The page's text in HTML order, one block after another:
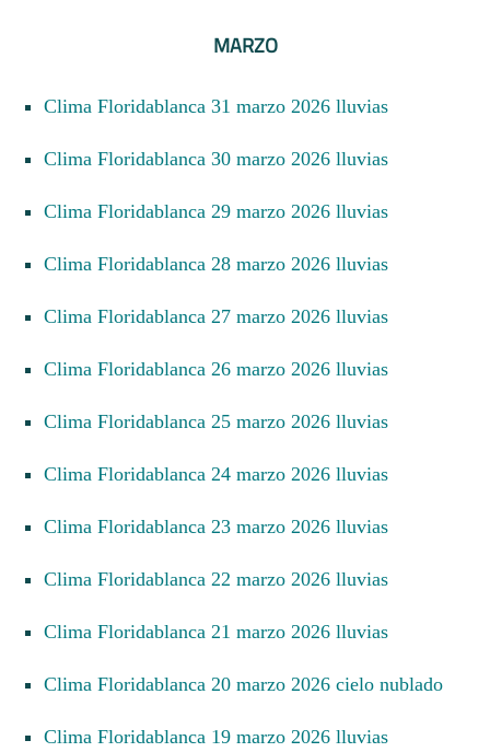
MARZO
Clima Floridablanca 31 marzo 2026 lluvias
Clima Floridablanca 30 marzo 2026 lluvias
Clima Floridablanca 29 marzo 2026 lluvias
Clima Floridablanca 28 marzo 2026 lluvias
Clima Floridablanca 27 marzo 2026 lluvias
Clima Floridablanca 26 marzo 2026 lluvias
Clima Floridablanca 25 marzo 2026 lluvias
Clima Floridablanca 24 marzo 2026 lluvias
Clima Floridablanca 23 marzo 2026 lluvias
Clima Floridablanca 22 marzo 2026 lluvias
Clima Floridablanca 21 marzo 2026 lluvias
Clima Floridablanca 20 marzo 2026 cielo nublado
Clima Floridablanca 19 marzo 2026 lluvias